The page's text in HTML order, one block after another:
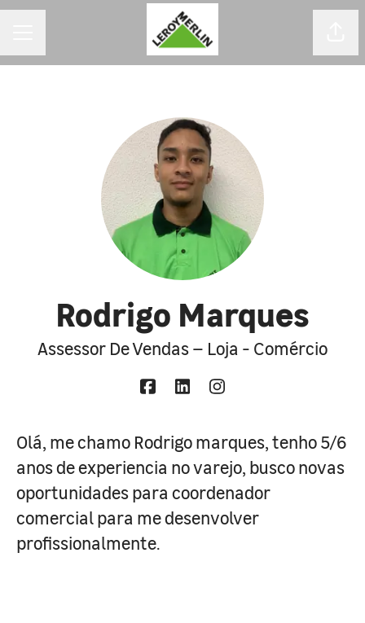
Rodrigo Marques
Assessor De Vendas – Loja - Comércio
Olá, me chamo Rodrigo marques, tenho 5/6
anos de experiencia no varejo, busco novas
oportunidades para coordenador
comercial para me desenvolver
profissionalmente.